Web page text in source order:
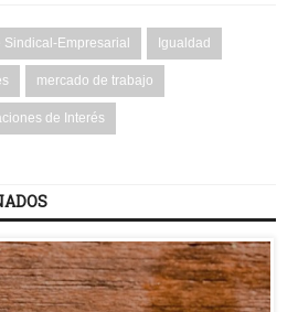
Sindical-Empresarial Igualdad
mercado de trabajo
de Interés